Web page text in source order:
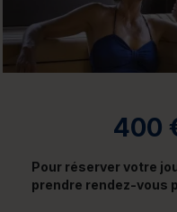
400
Pour réserver votre
prendre rendez-vous